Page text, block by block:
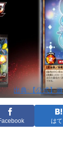
出典:【公式】
は